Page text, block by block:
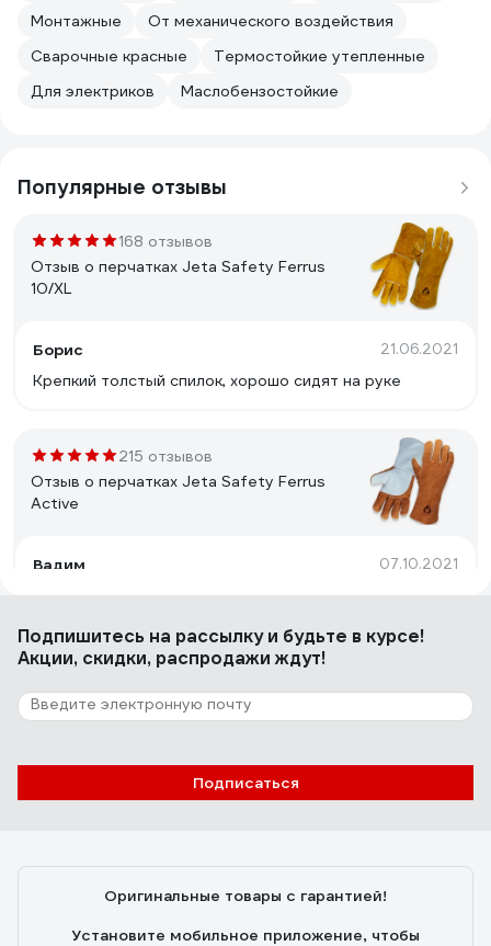
Монтажные
От механического воздействия
Сварочные красные
Термостойкие утепленные
Для электриков
Маслобензостойкие
Популярные отзывы
168 отзывов
Отзыв о перчатках Jeta Safety Ferrus
10/XL
Борис 21.06.2021
Крепкий толстый спилок, хорошо сидят на руке
215 отзывов
Отзыв о перчатках Jeta Safety Ferrus
Active
Вадим 07.10.2021
Цена и качество пошива
136 отзывов
Отзыв о перчатках Jeta Safety Ferrus Max
10/XL
Подпишитесь на рассылкуи будьте в курсе!
Акции, скидки, распродажи ждут!
Подписаться
Оригинальные товары с гарантией!
Установите мобильное приложение, чтобы